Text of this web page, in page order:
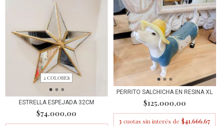
2 COLORES
ESTRELLA ESPEJADA 32CM
$74.000,00
PERRITO SALCHICHA EN RESINA XL
$125.000,00
3 cuotas sin interés de $41.666,67